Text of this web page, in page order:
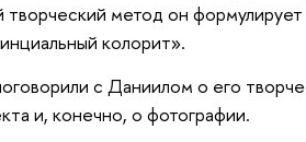
творческий метод он
колорит».
с Даниилом о его
и, конечно, о фотографии.